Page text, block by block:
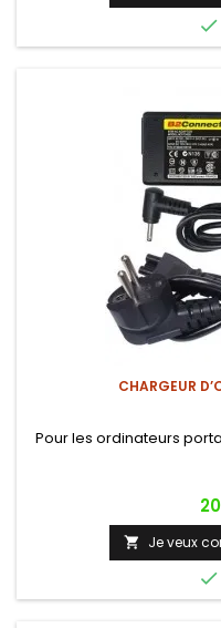

CHARGEUR
Pour les ordinateurs
 Je veux
